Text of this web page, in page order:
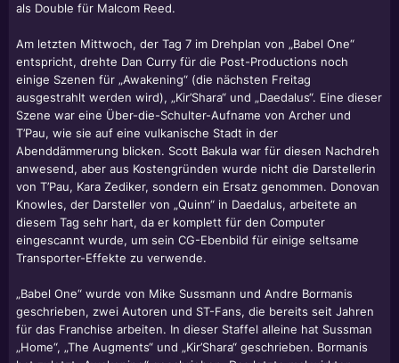
als Double für Malcom Reed.
Am letzten Mittwoch, der Tag 7 im Drehplan von „Babel One“
entspricht, drehte Dan Curry für die Post-Productions noch
einige Szenen für „Awakening“ (die nächsten Freitag
ausgestrahlt werden wird), „Kir’Shara“ und „Daedalus“. Eine dieser
Szene war eine Über-die-Schulter-Aufname von Archer und
T’Pau, wie sie auf eine vulkanische Stadt in der
Abenddämmerung blicken. Scott Bakula war für diesen Nachdreh
anwesend, aber aus Kostengründen wurde nicht die Darstellerin
von T’Pau, Kara Zediker, sondern ein Ersatz genommen. Donovan
Knowles, der Darsteller von „Quinn“ in Daedalus, arbeitete an
diesem Tag sehr hart, da er komplett für den Computer
eingescannt wurde, um sein CG-Ebenbild für einige seltsame
Transporter-Effekte zu verwende.
„Babel One“ wurde von Mike Sussmann und Andre Bormanis
geschrieben, zwei Autoren und ST-Fans, die bereits seit Jahren
für das Franchise arbeiten. In dieser Staffel alleine hat Sussman
„Home“, „The Augments“ und „Kir’Shara“ geschrieben. Bormanis